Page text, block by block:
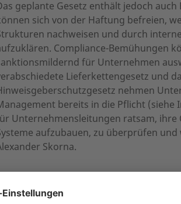
geplante Gesetz enthält jedoch
sich von der Haftung befreien,
nachweisen und durch
Compliance-Bemühungen
für Unternehmen
Lieferkettengesetz und
nehmen
bereits in die Pflicht (siehe
Unternehmensleitungen ratsam, ihre
aufzubauen, zu überprüfen
Skorna.
und Quick Wins